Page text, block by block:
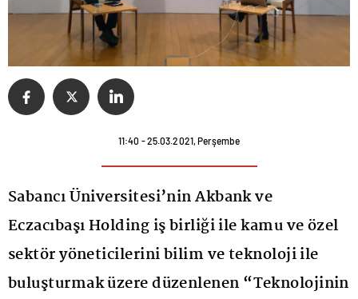
11:40 - 25.03.2021, Perşembe
Sabancı Üniversitesi’nin Akbank ve
Eczacıbaşı Holding iş birliği ile kamu ve özel
sektör yöneticilerini bilim ve teknoloji ile
buluşturmak üzere düzenlenen “Teknolojinin